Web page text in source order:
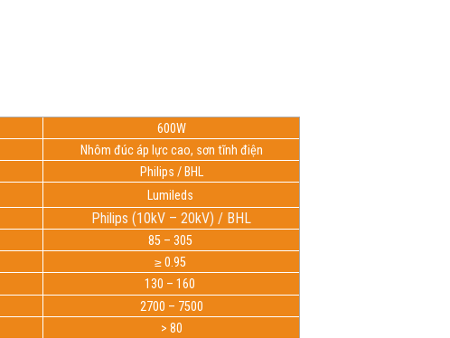
600W
Nhôm đúc áp lực cao, sơn tĩnh điện
Philips / BHL
Lumileds
Philips (10kV – 20kV) / BHL
85 – 305
≥ 0.95
130 – 160
2700 – 7500
> 80